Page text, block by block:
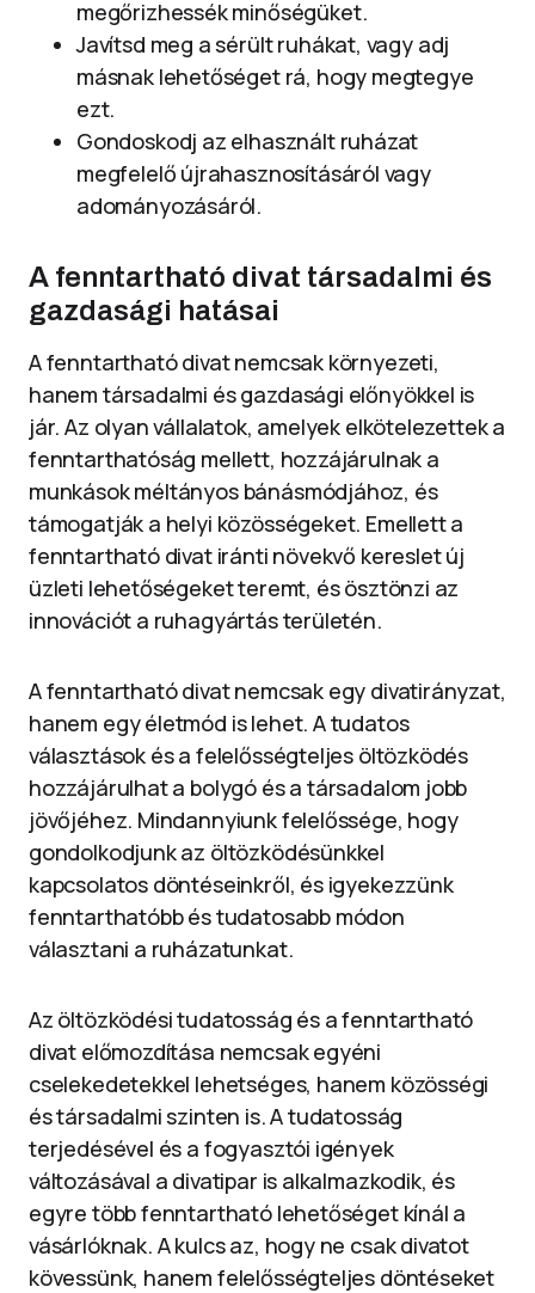
megőrizhessék minőségüket.
Javítsd meg a sérült ruhákat, vagy adj
másnak lehetőséget rá, hogy megtegye
ezt.
Gondoskodj az elhasznált ruházat
megfelelő újrahasznosításáról vagy
adományozásáról.
A fenntartható divat társadalmi és
gazdasági hatásai
A fenntartható divat nemcsak környezeti,
hanem társadalmi és gazdasági előnyökkel is
jár. Az olyan vállalatok, amelyek elkötelezettek a
fenntarthatóság mellett, hozzájárulnak a
munkások méltányos bánásmódjához, és
támogatják a helyi közösségeket. Emellett a
fenntartható divat iránti növekvő kereslet új
üzleti lehetőségeket teremt, és ösztönzi az
innovációt a ruhagyártás területén.
A fenntartható divat nemcsak egy divatirányzat,
hanem egy életmód is lehet. A tudatos
választások és a felelősségteljes öltözködés
hozzájárulhat a bolygó és a társadalom jobb
jövőjéhez. Mindannyiunk felelőssége, hogy
gondolkodjunk az öltözködésünkkel
kapcsolatos döntéseinkről, és igyekezzünk
fenntarthatóbb és tudatosabb módon
választani a ruházatunkat.
Az öltözködési tudatosság és a fenntartható
divat előmozdítása nemcsak egyéni
cselekedetekkel lehetséges, hanem közösségi
és társadalmi szinten is. A tudatosság
terjedésével és a fogyasztói igények
változásával a divatipar is alkalmazkodik, és
egyre több fenntartható lehetőséget kínál a
vásárlóknak. A kulcs az, hogy ne csak divatot
kövessünk, hanem felelősségteljes döntéseket